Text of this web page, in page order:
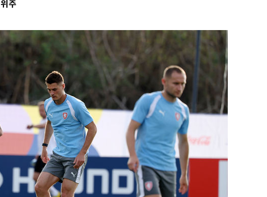
은 4.1%로
남쪽 아웃바운
하향
재난지역 선포
…희망지 못 갈
날씨]
요 선제 대응"
단
2무'
마쳐
주